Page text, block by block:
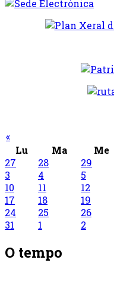
«
Lu
Ma Me
27
28 29
3
4 5
10
11 12
17
18 19
24
25 26
31
1 2
O tempo